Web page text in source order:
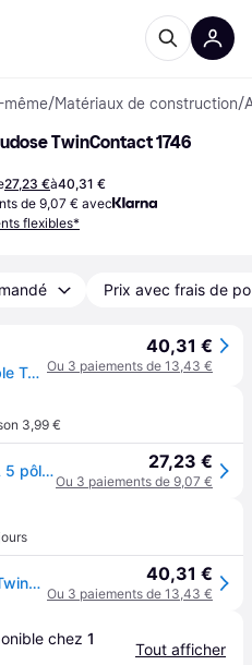
même/Matériaux de construction/
TwinContact 1746
27,23 €à40,31 €
de 9,07 € avec
flexibles*
Prix avec frais de
Mennekes Prise encastrable TwinContact 32A, 5p, 6h, 400V, IP44 1746
40,31 €
Ou 3 paiements de 13,43 €
3,99 €
Prise murale femelle CEE 32 A 5 pôles Mennekes 1746 400 V rouge 27,23 €
Ou 3 paiements de 9,07 €
Mennekes Prise encastrable TwinContact 32A, 5p, 6h, 400V, IP44 1746 40,31 €
Ou 3 paiements de 13,43 €
chez 1
Tout afficher